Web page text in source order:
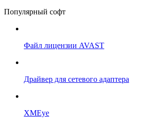
Популярный софт
Файл лицензии AVAST
Драйвер для сетевого адаптера
XMEye